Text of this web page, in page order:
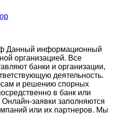
Данный информационный
организацией. Все
банки и организации,
деятельность.
и решению спорных
в банк или
заявки заполняются
или их партнеров. Мы